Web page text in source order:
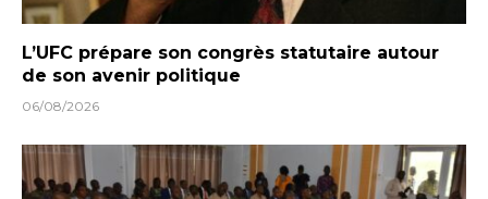
L’UFC prépare son congrès statutaire autour
de son avenir politique
06/08/2026